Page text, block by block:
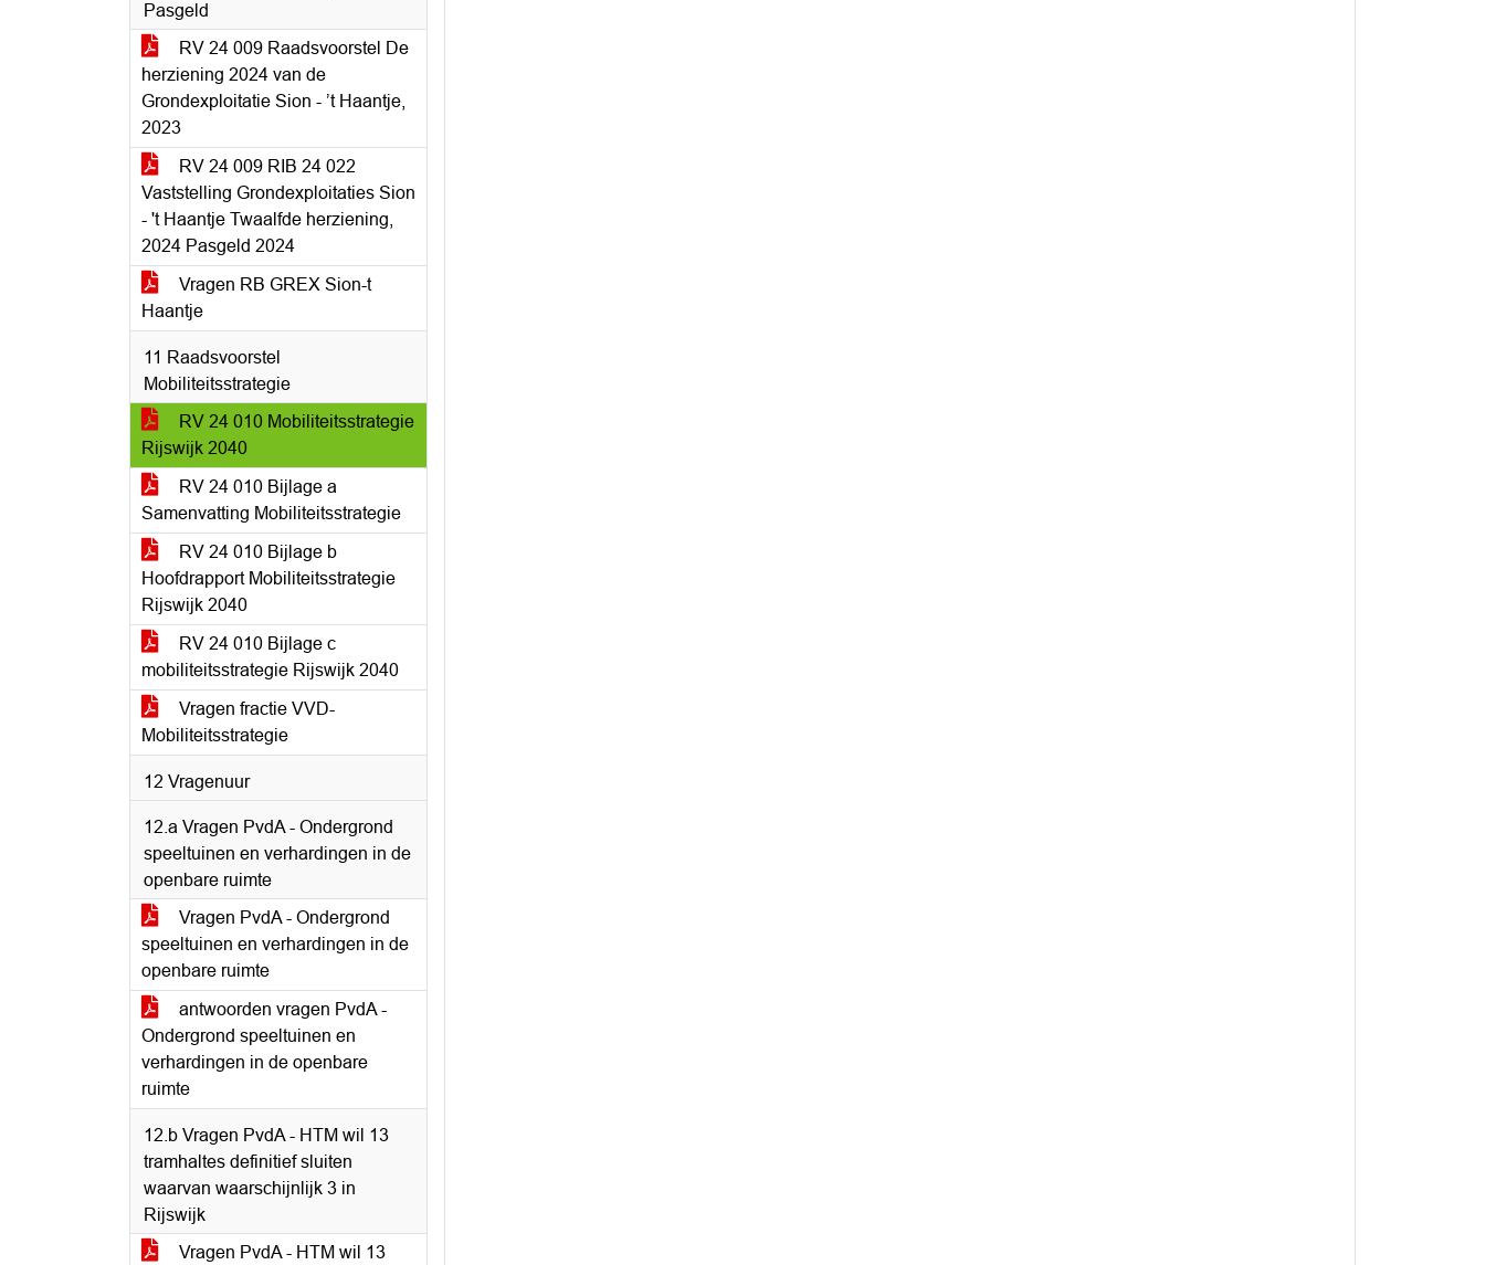
Pasgeld
RV 24 009 Raadsvoorstel De
herziening 2024 van de
Grondexploitatie Sion - ’t Haantje,
2023
RV 24 009 RIB 24 022
Vaststelling Grondexploitaties Sion
- 't Haantje Twaalfde herziening,
2024 Pasgeld 2024
Vragen RB GREX Sion-t
Haantje
11 Raadsvoorstel
Mobiliteitsstrategie
RV 24 010 Mobiliteitsstrategie
Rijswijk 2040
RV 24 010 Bijlage a
Samenvatting Mobiliteitsstrategie
RV 24 010 Bijlage b
Hoofdrapport Mobiliteitsstrategie
Rijswijk 2040
RV 24 010 Bijlage c
mobiliteitsstrategie Rijswijk 2040
Vragen fractie VVD-
Mobiliteitsstrategie
12 Vragenuur
12.a Vragen PvdA - Ondergrond
speeltuinen en verhardingen in de
openbare ruimte
Vragen PvdA - Ondergrond
speeltuinen en verhardingen in de
openbare ruimte
antwoorden vragen PvdA -
Ondergrond speeltuinen en
verhardingen in de openbare
ruimte
12.b Vragen PvdA - HTM wil 13
tramhaltes definitief sluiten
waarvan waarschijnlijk 3 in
Rijswijk
Vragen PvdA - HTM wil 13